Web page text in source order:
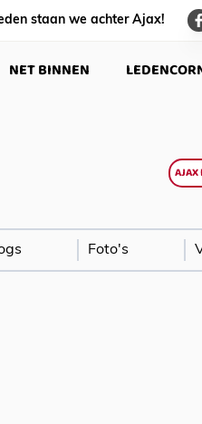
staan we achter Ajax!
NET BINNEN
AJAX
Foto's